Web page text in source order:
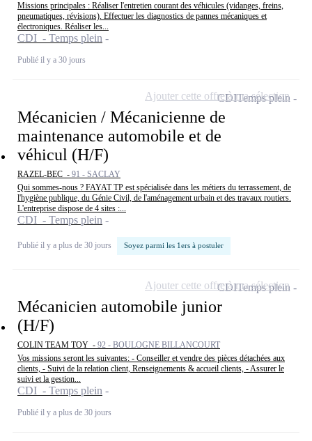
Missions principales : Réaliser l'entretien courant des véhicules (vidanges, freins,
pneumatiques, révisions). Effectuer les diagnostics de pannes mécaniques et
électroniques. Réaliser les...
CDI - Temps plein
Publié il y a 30 jours
Mécanicien / Mécanicienne de
maintenance automobile et de
véhicul (H/F)
RAZEL-BEC - 91 - SACLAY
Qui sommes-nous ? FAYAT TP est spécialisée dans les métiers du terrassement, de
l'hygiène publique, du Génie Civil, de l'aménagement urbain et des travaux routiers.
L'entreprise dispose de 4 sites :...
CDI - Temps plein
Publié il y a plus de 30 jours Soyez parmi les 1ers à postuler
CDITemps plein
Ajouter cette offre à ma sélection
Mécanicien automobile junior
(H/F)
COLIN TEAM TOY - 92 - BOULOGNE BILLANCOURT
Vos missions seront les suivantes: - Conseiller et vendre des pièces détachées aux
clients, - Suivi de la relation client, Renseignements & accueil clients, - Assurer le
suivi et la gestion...
CDI - Temps plein
Publié il y a plus de 30 jours
CDITemps plein
Ajouter cette offre à ma sélection